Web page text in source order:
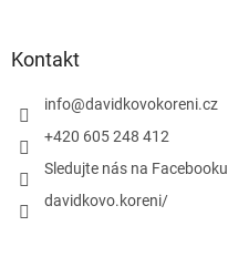
Kontakt
info@davidkovokoreni.cz
+420 605 248 412
Sledujte nás na Facebooku
davidkovo.koreni/